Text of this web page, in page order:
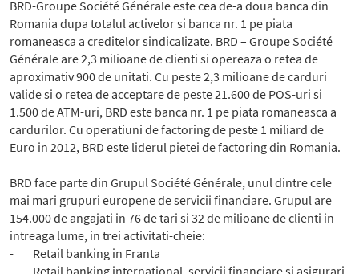
BRD-Groupe Société Générale este cea de-a doua banca din
Romania dupa totalul activelor si banca nr. 1 pe piata
romaneasca a creditelor sindicalizate. BRD – Groupe Société
Générale are 2,3 milioane de clienti si opereaza o retea de
aproximativ 900 de unitati. Cu peste 2,3 milioane de carduri
valide si o retea de acceptare de peste 21.600 de POS-uri si
1.500 de ATM-uri, BRD este banca nr. 1 pe piata romaneasca a
cardurilor. Cu operatiuni de factoring de peste 1 miliard de
Euro in 2012, BRD este liderul pietei de factoring din Romania.
BRD face parte din Grupul Société Générale, unul dintre cele
mai mari grupuri europene de servicii financiare. Grupul are
154.000 de angajati in 76 de tari si 32 de milioane de clienti in
intreaga lume, in trei activitati-cheie:
- Retail banking in Franta
- Retail banking international, servicii financiare si asigurari